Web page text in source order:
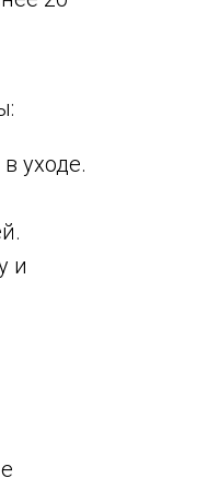
уходе.
и